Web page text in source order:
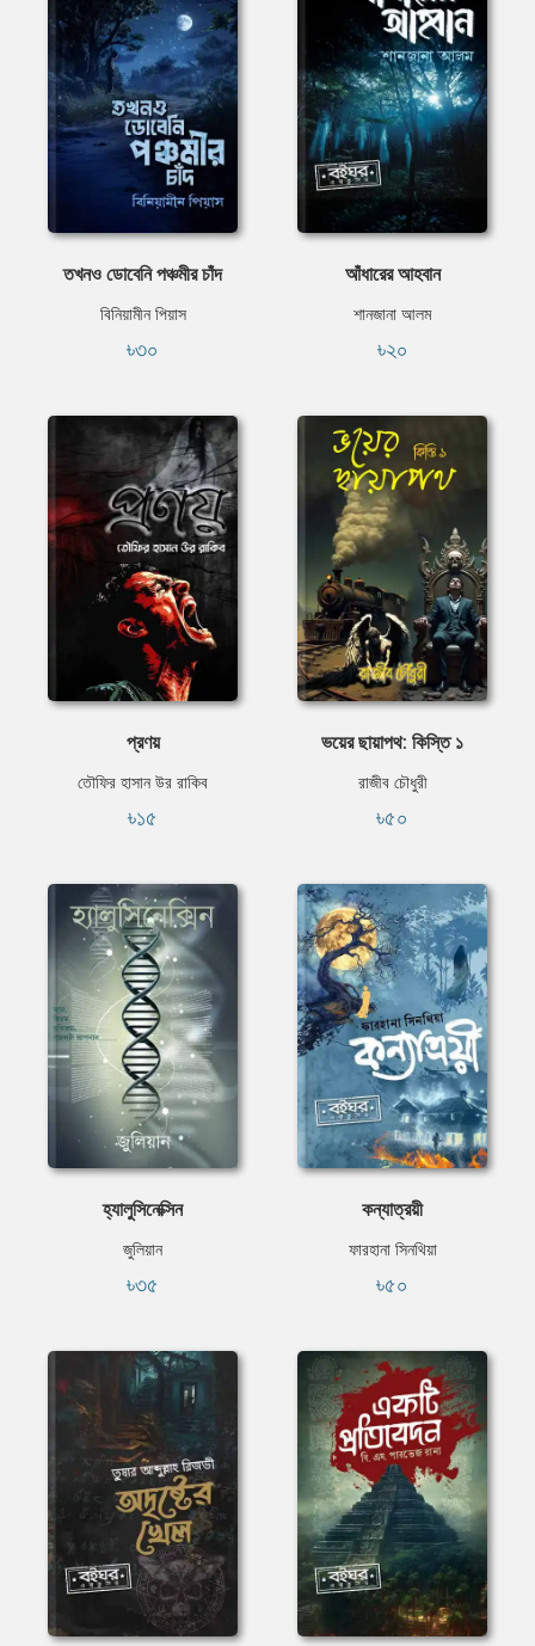
তখনও ডোবেনি পঞ্চমীর চাঁদ
বিনিয়ামীন পিয়াস
৳৩০
আঁধারের আহবান
শানজানা আলম
৳২০
প্রণয়
তৌফির হাসান উর রাকিব
৳১৫
ভয়ের ছায়াপথ: কিস্তি ১
রাজীব চৌধুরী
৳৫০
হ্যালুসিনেক্সিন
জুলিয়ান
৳৩৫
কন্যাত্রয়ী
ফারহানা সিনথিয়া
৳৫০